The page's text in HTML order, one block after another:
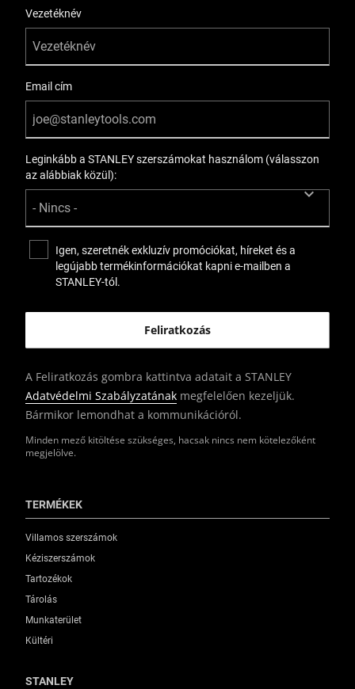
Minden mező kitöltése szükséges, hacsak nincs nem kötelezőként
megjelölve.
Vezetéknév
Email cím
Leginkább a STANLEY szerszámokat használom (válasszon
az alábbiak közül):
Igen, szeretnék exkluzív promóciókat, híreket és a
legújabb termékinformációkat kapni e-mailben a
STANLEY-tól.
A Feliratkozás gombra kattintva adatait a STANLEY
Adatvédelmi Szabályzatának megfelelően kezeljük.
Bármikor lemondhat a kommunikációról.
TERMÉKEK
Villamos szerszámok
Kéziszerszámok
Tartozékok
Tárolás
Munkaterület
Kültéri
STANLEY